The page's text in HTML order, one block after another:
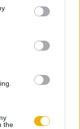
You may click to
party tags to
in below Google
the
Ha még nem
ide: